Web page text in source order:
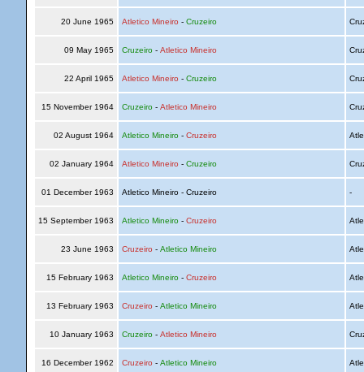
20 June 1965 Atletico Mineiro - Cruzeiro
09 May 1965 Cruzeiro- Atletico Mineiro
22 April 1965 Atletico Mineiro - Cruzeiro
15 November 1964 Cruzeiro- Atletico Mineiro
02 August 1964 Atletico Mineiro- Cruzeiro
02 January 1964 Atletico Mineiro - Cruzeiro
01 December 1963 Atletico Mineiro - Cruzeiro -
15 September 1963 Atletico Mineiro- Cruzeiro
23 June 1963 Cruzeiro - Atletico Mineiro
15 February 1963 Atletico Mineiro- Cruzeiro
13 February 1963 Cruzeiro - Atletico Mineiro
10 January 1963 Cruzeiro- Atletico Mineiro
16 December 1962 Cruzeiro - Atletico Mineiro